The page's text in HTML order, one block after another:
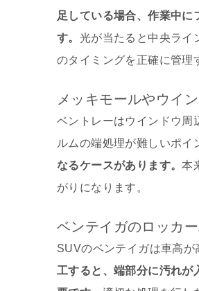
足している場合、作業中に
す。 光が当たると中央ライ
のタイミングを正確に管理
メッキモールやウイ
ベントレーはウインドウ周
ルムの端処理が難しいポイ
なるケースがあります。本
がりになります。
ベンテイガのロッカ
SUVのベンテイガは車高
工すると、端部分に汚れが